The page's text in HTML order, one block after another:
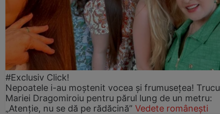
#Exclusiv Click!
Nepoatele i-au moștenit vocea și frumusețea!
Mariei Dragomiroiu pentru părul lung de un metru:
„Atenție, nu se dă pe rădăcină” Vedete românești